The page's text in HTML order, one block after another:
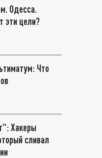
Одесса.
эти цели?
Что
Хакеры
сливал